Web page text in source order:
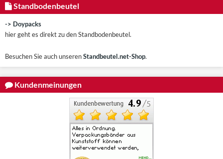
Standbodenbeutel
-> Doypacks
hier geht es direkt zu den Standbodenbeutel.
Besuchen Sie auch unserenStandbeutel.net-Shop.
Kundenmeinungen